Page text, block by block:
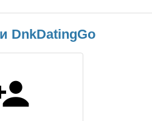
DnkDatingGo